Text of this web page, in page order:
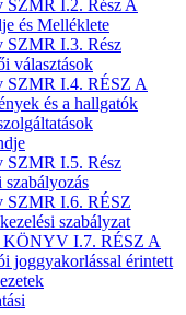
I.2. Rész A
és Melléklete
I.3. Rész
választások
SZMR I.4. RÉSZ A
és a hallgatók
I.5. Rész
SZMR I.6. RÉSZ
szabályzat
I.7. RÉSZ A
joggyakorlással érintett